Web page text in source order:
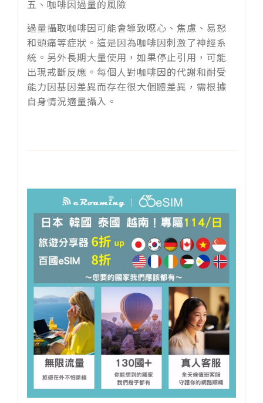
五、咖啡因過量的風險
過量攝取咖啡因可能會導致噁心、焦慮、易怒
和頭痛等症狀。這是因為咖啡因刺激了神經系
統。另外長期大量使用，如果停止引用，可能
出現戒斷反應。每個人對咖啡因的代謝和耐受
能力因基因差異而存在很大個體差異，需根據
自身情況適量攝入。